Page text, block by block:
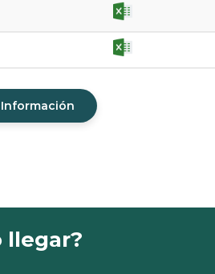
llegar?